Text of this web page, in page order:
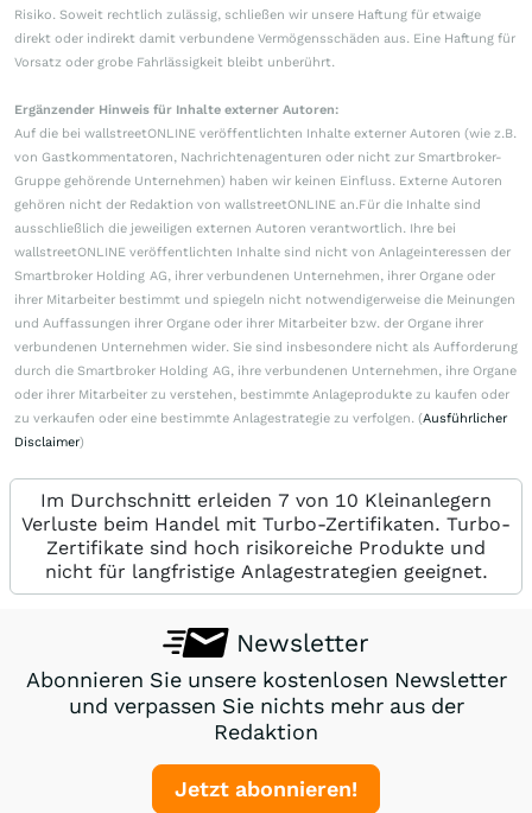
Risiko. Soweit rechtlich zulässig, schließen wir unsere Haftung für etwaige
direkt oder indirekt damit verbundene Vermögensschäden aus. Eine Haftung für
Vorsatz oder grobe Fahrlässigkeit bleibt unberührt.
Ergänzender Hinweis für Inhalte externer Autoren:
Auf die bei wallstreetONLINE veröffentlichten Inhalte externer Autoren (wie z.B.
von Gastkommentatoren, Nachrichtenagenturen oder nicht zur Smartbroker-
Gruppe gehörende Unternehmen) haben wir keinen Einfluss. Externe Autoren
gehören nicht der Redaktion von wallstreetONLINE an.Für die Inhalte sind
ausschließlich die jeweiligen externen Autoren verantwortlich. Ihre bei
wallstreetONLINE veröffentlichten Inhalte sind nicht von Anlageinteressen der
Smartbroker Holding AG, ihrer verbundenen Unternehmen, ihrer Organe oder
ihrer Mitarbeiter bestimmt und spiegeln nicht notwendigerweise die Meinungen
und Auffassungen ihrer Organe oder ihrer Mitarbeiter bzw. der Organe ihrer
verbundenen Unternehmen wider. Sie sind insbesondere nicht als Aufforderung
durch die Smartbroker Holding AG, ihre verbundenen Unternehmen, ihre Organe
oder ihrer Mitarbeiter zu verstehen, bestimmte Anlageprodukte zu kaufen oder
zu verkaufen oder eine bestimmte Anlagestrategie zu verfolgen. (Ausführlicher
Disclaimer)
Im Durchschnitt erleiden 7 von 10 Kleinanlegern
Verluste beim Handel mit Turbo-Zertifikaten. Turbo-
Zertifikate sind hoch risikoreiche Produkte und
nicht für langfristige Anlagestrategien geeignet.
Newsletter
Abonnieren Sie unsere kostenlosen Newsletter
und verpassen Sie nichts mehr aus der
Redaktion
Jetzt abonnieren!